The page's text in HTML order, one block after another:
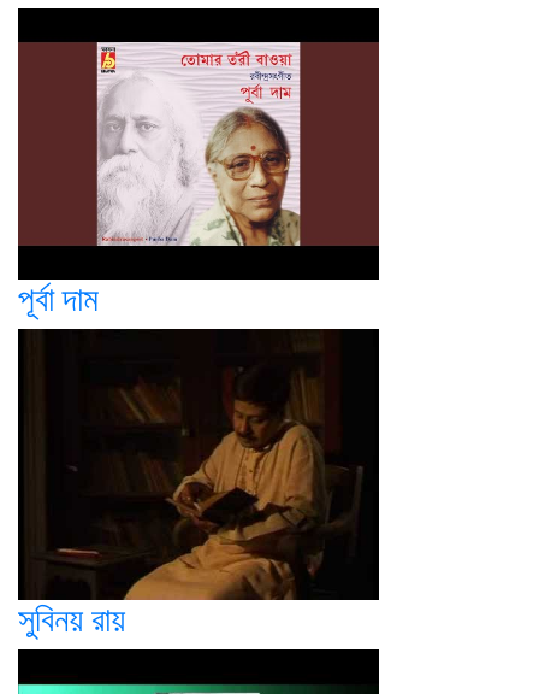
পূর্বা দাম
সুবিনয় রায়